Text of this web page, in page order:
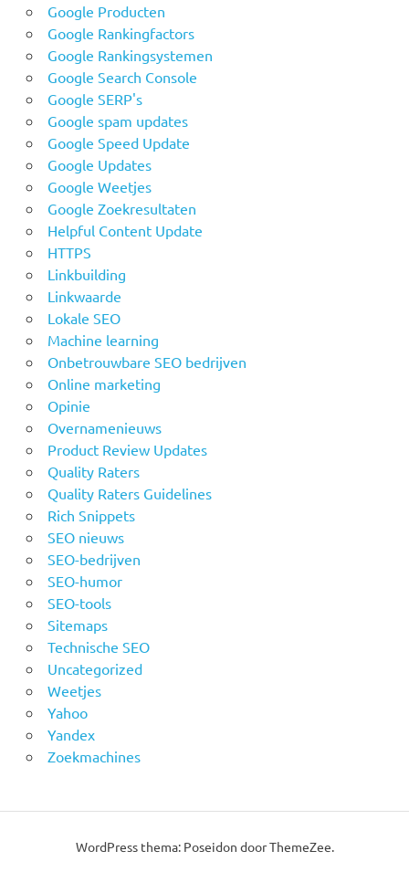
Google Producten
Google Rankingfactors
Google Rankingsystemen
Google Search Console
Google SERP's
Google spam updates
Google Speed Update
Google Updates
Google Weetjes
Google Zoekresultaten
Helpful Content Update
HTTPS
Linkbuilding
Linkwaarde
Lokale SEO
Machine learning
Onbetrouwbare SEO bedrijven
Online marketing
Opinie
Overnamenieuws
Product Review Updates
Quality Raters
Quality Raters Guidelines
Rich Snippets
SEO nieuws
SEO-bedrijven
SEO-humor
SEO-tools
Sitemaps
Technische SEO
Uncategorized
Weetjes
Yahoo
Yandex
Zoekmachines
WordPress thema: Poseidon door ThemeZee.